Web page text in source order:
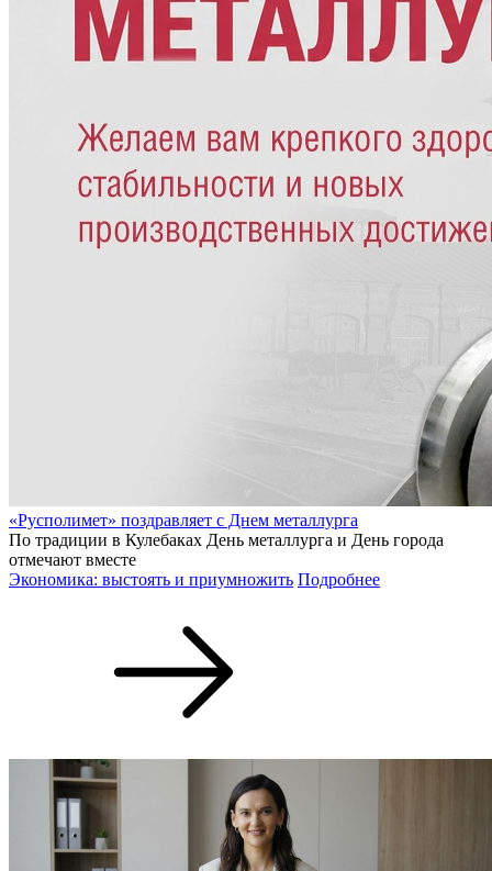
«Русполимет» поздравляет с Днем металлурга
По традиции в Кулебаках День металлурга и День города
отмечают вместе
Экономика: выстоять и приумножить Подробнее